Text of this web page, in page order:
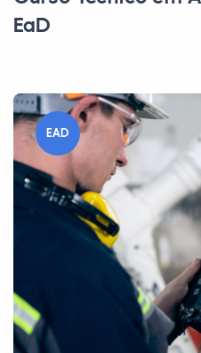
EaD
EAD